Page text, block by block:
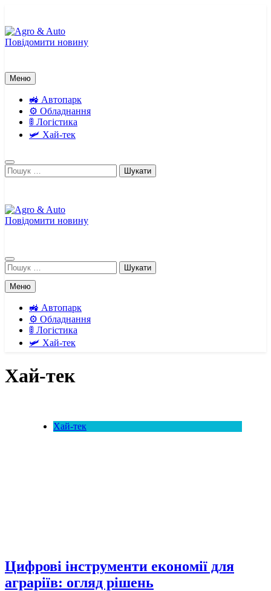
вмісту
Повідомити новину
Меню
🚜 Автопарк
⚙️ Обладнання
🚦 Логістика
🛩️ Хай-тек
Пошук:
Повідомити новину
Пошук:
Меню
🚜 Автопарк
⚙️ Обладнання
🚦 Логістика
🛩️ Хай-тек
Хай-тек
Хай-тек
Цифрові інструменти економії для
аграріїв: огляд рішень